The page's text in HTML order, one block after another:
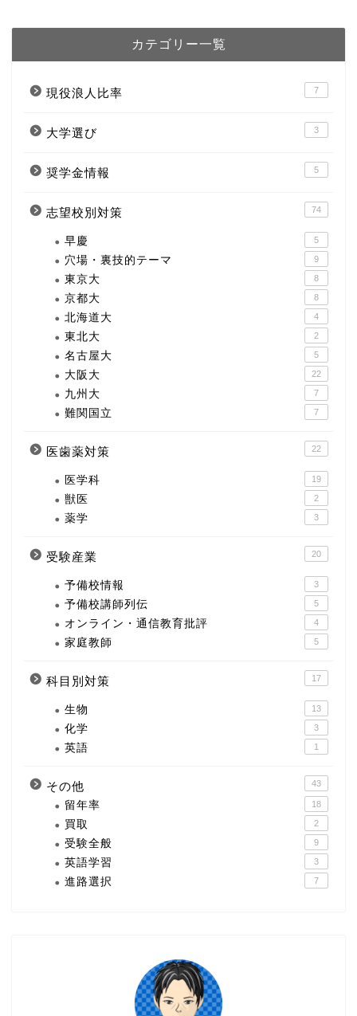
カテゴリー一覧
現役浪人比率 7
大学選び 3
奨学金情報 5
志望校別対策 74
早慶 5
穴場・裏技的テーマ 9
東京大 8
京都大 8
北海道大 4
東北大 2
名古屋大 5
大阪大 22
九州大 7
難関国立 7
医歯薬対策 22
医学科 19
獣医 2
薬学 3
受験産業 20
予備校情報 3
予備校講師列伝 5
オンライン・通信教育批評 4
家庭教師 5
科目別対策 17
生物 13
化学 3
英語 1
その他 43
留年率 18
買取 2
受験全般 9
英語学習 3
進路選択 7